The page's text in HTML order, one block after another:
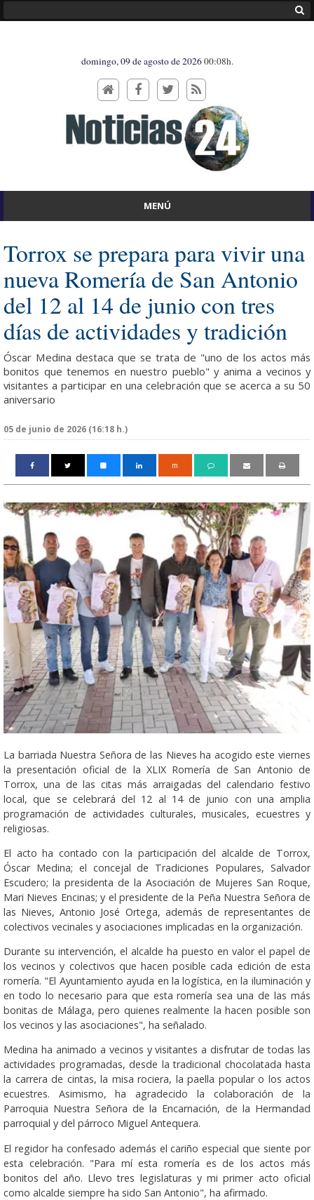
domingo, 09 de agosto de 202600:08h.
MENÚ
Torrox se prepara para vivir una
nueva Romería de San Antonio
del 12 al 14 de junio con tres
días de actividades y tradición
Óscar Medina destaca que se trata de "uno de los actos más
bonitos que tenemos en nuestro pueblo" y anima a vecinos y
visitantes a participar en una celebración que se acerca a su 50
aniversario
05 de junio de 2026 (16:18 h.)
m
La barriada Nuestra Señora de las Nieves ha acogido este viernes
la presentación oficial de la XLIX Romería de San Antonio de
Torrox, una de las citas más arraigadas del calendario festivo
local, que se celebrará del 12 al 14 de junio con una amplia
programación de actividades culturales, musicales, ecuestres y
religiosas.
El acto ha contado con la participación del alcalde de Torrox,
Óscar Medina; el concejal de Tradiciones Populares, Salvador
Escudero; la presidenta de la Asociación de Mujeres San Roque,
Mari Nieves Encinas; y el presidente de la Peña Nuestra Señora de
las Nieves, Antonio José Ortega, además de representantes de
colectivos vecinales y asociaciones implicadas en la organización.
Durante su intervención, el alcalde ha puesto en valor el papel de
los vecinos y colectivos que hacen posible cada edición de esta
romería. "El Ayuntamiento ayuda en la logística, en la iluminación y
en todo lo necesario para que esta romería sea una de las más
bonitas de Málaga, pero quienes realmente la hacen posible son
los vecinos y las asociaciones", ha señalado.
Medina ha animado a vecinos y visitantes a disfrutar de todas las
actividades programadas, desde la tradicional chocolatada hasta
la carrera de cintas, la misa rociera, la paella popular o los actos
ecuestres. Asimismo, ha agradecido la colaboración de la
Parroquia Nuestra Señora de la Encarnación, de la Hermandad
parroquial y del párroco Miguel Antequera.
El regidor ha confesado además el cariño especial que siente por
esta celebración. "Para mí esta romería es de los actos más
bonitos del año. Llevo tres legislaturas y mi primer acto oficial
como alcalde siempre ha sido San Antonio", ha afirmado.